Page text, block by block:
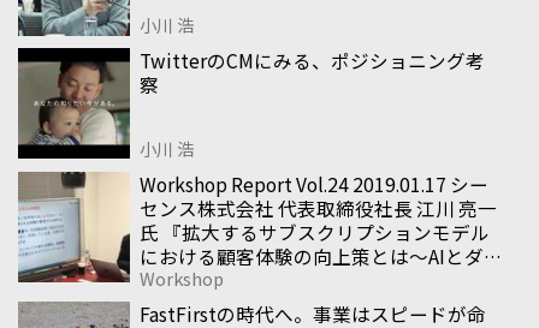
小川 浩
TwitterのCMにみる、ポジショニング考
察
小川 浩
Workshop Report Vol.24 2019.01.17 シー
センス株式会社 代表取締役社長 江川 亮一
氏 『拡大するサブスクリプションモデル
における顧客体験の向上策とは〜AIとダイ
ナミックペイウォールが生み出す新たな
デジタル施策について〜』
Workshop
FastFirstの時代へ。事業はスピードが命